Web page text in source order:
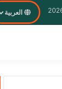
العربية